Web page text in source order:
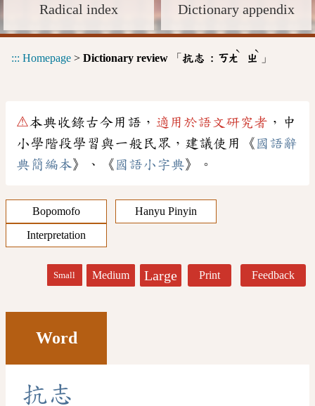
Radical index Dictionary appendix
::: Homepage > Dictionary review 「 抗志 : ㄎㄤ
ˋ
ㄓ
ˋ
」
⚠本典收錄古今用語， 適用於語文研究者 ，中
小學階段學習與一般民眾，建議使用《 國語辭
典簡編本》、《 國語小字典》。
Bopomofo
Hanyu Pinyin
Interpretation
Small Medium Large Print Feedback
Word
抗志